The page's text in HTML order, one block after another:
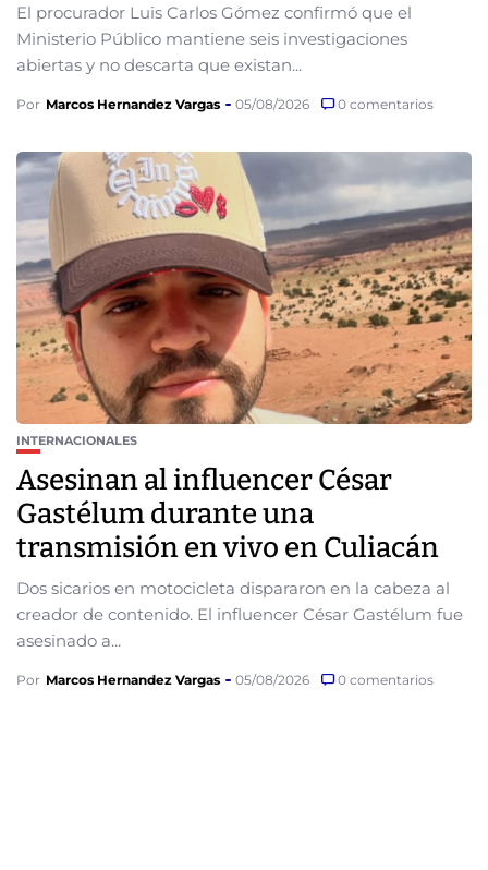
El procurador Luis Carlos Gómez confirmó que el
Ministerio Público mantiene seis investigaciones
abiertas y no descarta que existan...
Por Marcos Hernandez Vargas 05/08/2026 0 comentarios
INTERNACIONALES
Asesinan al influencer César
Gastélum durante una
transmisión en vivo en Culiacán
Dos sicarios en motocicleta dispararon en la cabeza al
creador de contenido. El influencer César Gastélum fue
asesinado a...
Por Marcos Hernandez Vargas 05/08/2026 0 comentarios